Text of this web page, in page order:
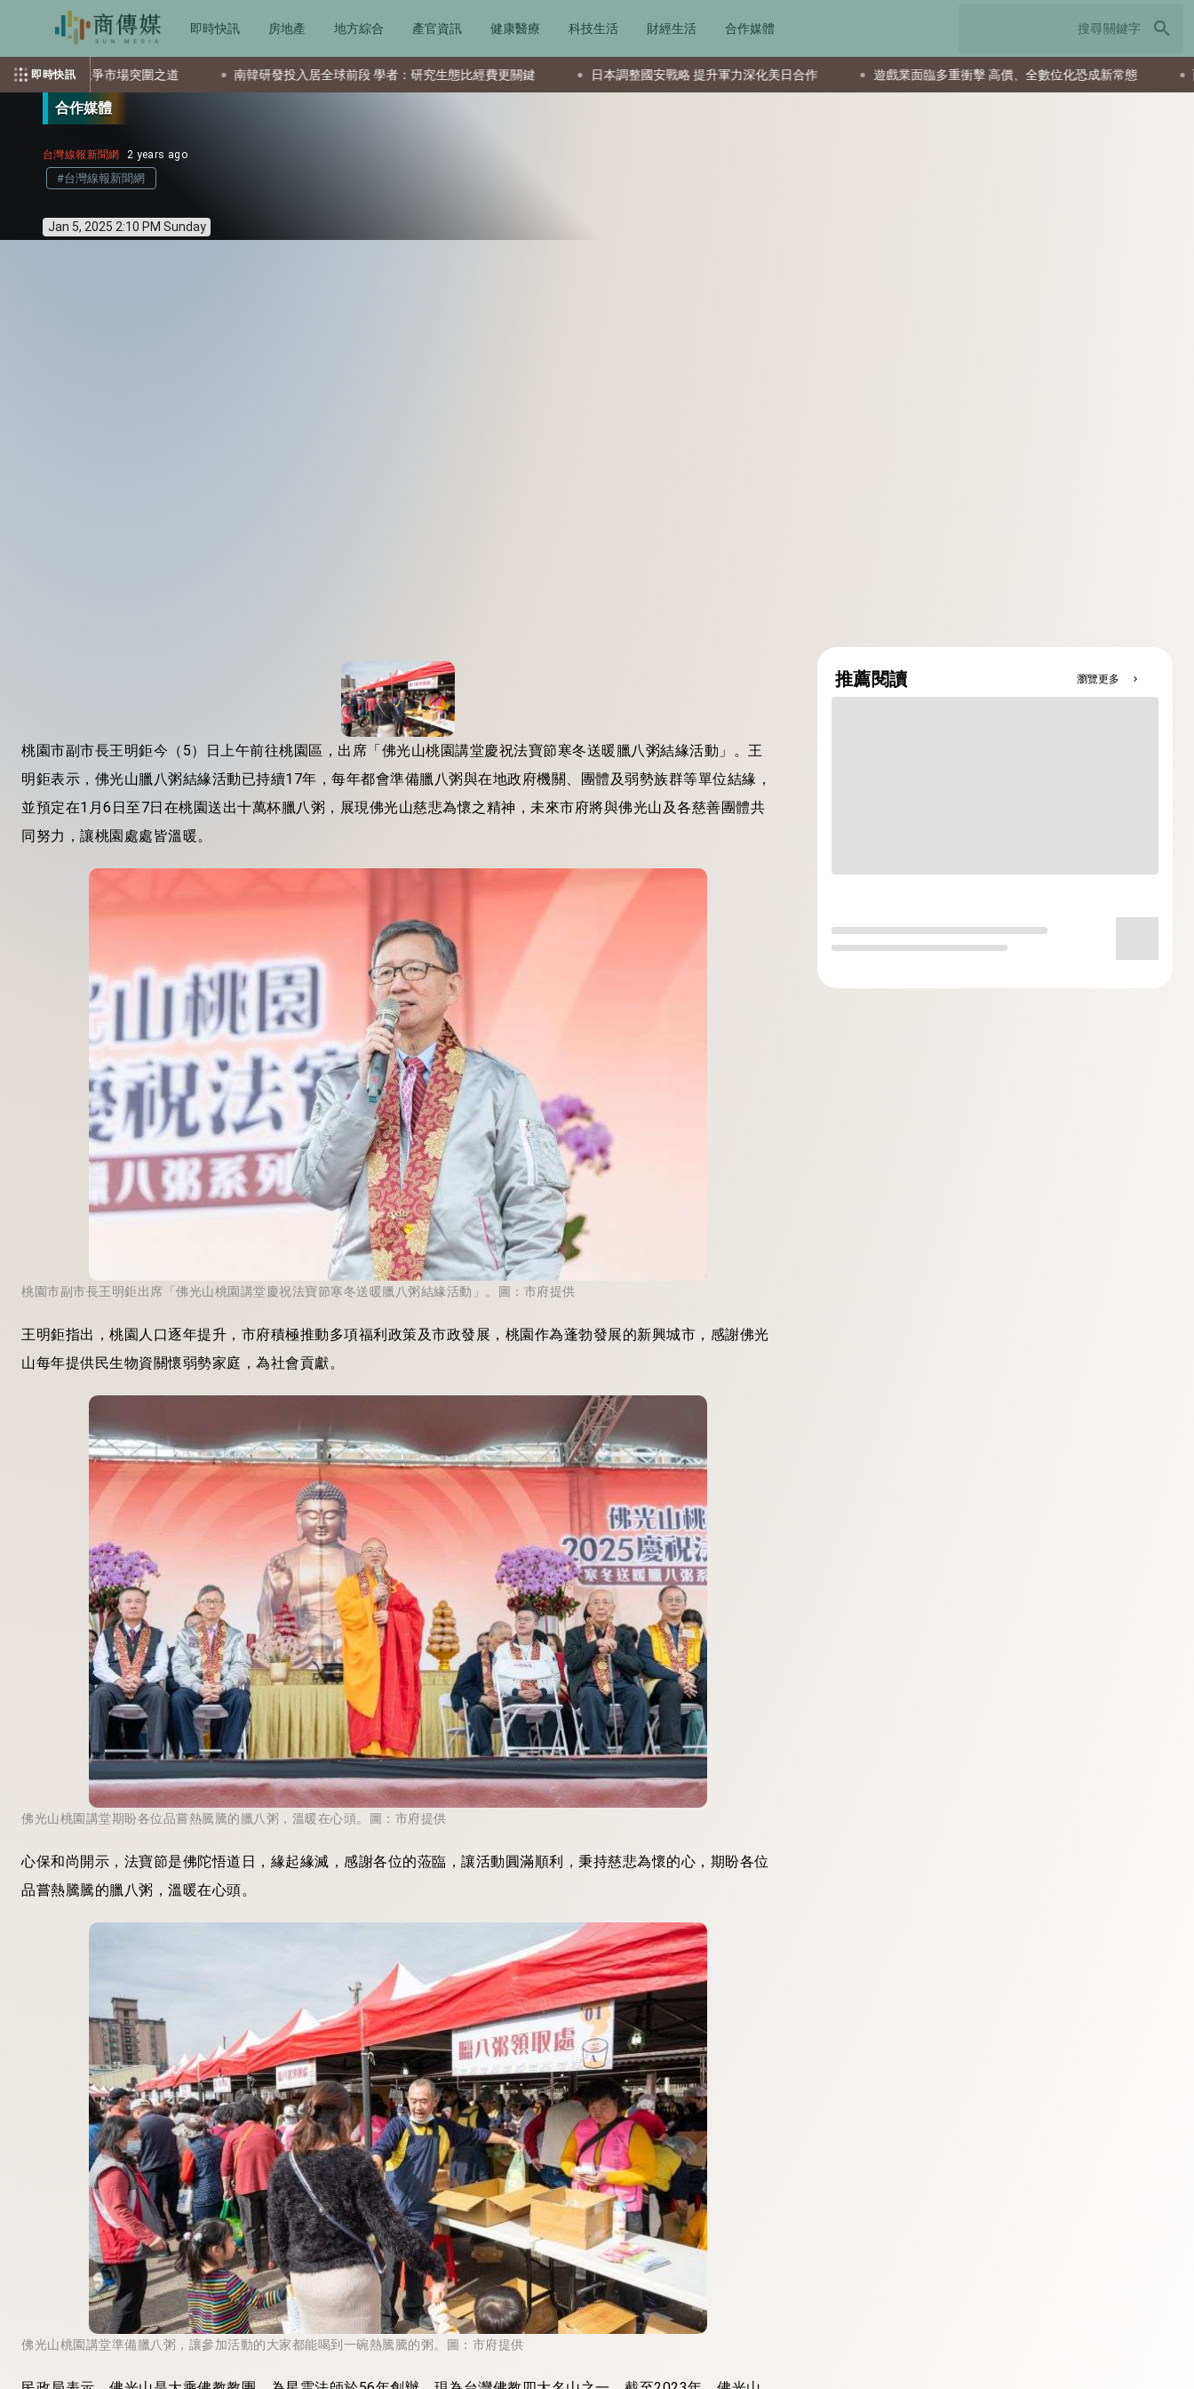
即時快訊 房地產 地方綜合 產官資訊 健康醫療 科技生活 財經生活 合作媒體 search
即時快訊
場突圍之道 南韓研發投入居全球前段 學者：研究生態比經費更關鍵 日本調整國安戰略 提升軍力深化美日合作 遊戲業面臨多重衝擊 高價、全數位化恐成新常態 西蒙地產家族爆經
合作媒體
台灣線報新聞網 2 years ago
#台灣線報新聞網
Jan 5, 2025 2:10 PM Sunday
桃園市副市長王明鉅今（5）日上午前往桃園區，出席「佛光山桃園講堂慶祝法寶節寒冬送暖臘八粥結緣活動」。王
明鉅表示，佛光山臘八粥結緣活動已持續17年，每年都會準備臘八粥與在地政府機關、團體及弱勢族群等單位結緣，
並預定在1月6日至7日在桃園送出十萬杯臘八粥，展現佛光山慈悲為懷之精神，未來市府將與佛光山及各慈善團體共
同努力，讓桃園處處皆溫暖。
桃園市副市長王明鉅出席「佛光山桃園講堂慶祝法寶節寒冬送暖臘八粥結緣活動」。圖：市府提供
王明鉅指出，桃園人口逐年提升，市府積極推動多項福利政策及市政發展，桃園作為蓬勃發展的新興城市，感謝佛光
山每年提供民生物資關懷弱勢家庭，為社會貢獻。
佛光山桃園講堂期盼各位品嘗熱騰騰的臘八粥，溫暖在心頭。圖：市府提供
心保和尚開示，法寶節是佛陀悟道日，緣起緣滅，感謝各位的蒞臨，讓活動圓滿順利，秉持慈悲為懷的心，期盼各位
品嘗熱騰騰的臘八粥，溫暖在心頭。
佛光山桃園講堂準備臘八粥，讓參加活動的大家都能喝到一碗熱騰騰的粥。圖：市府提供
推薦閱讀 瀏覽更多 chevron_right